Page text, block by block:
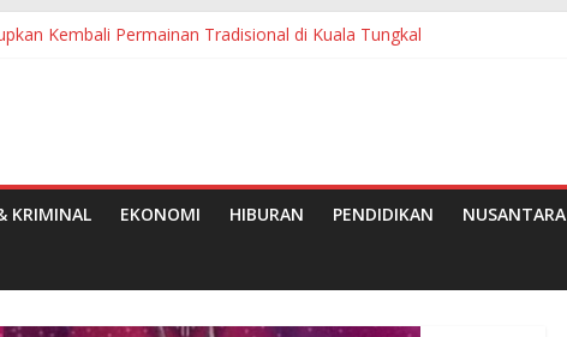
Kembali Permainan Tradisional di Kuala Tungkal
Terima Penghargaan
69 Provinsi Riau
Pelalawan Wakili Riau di Ajang Duta Wisata Tingkat Nasional 2026
KRIMINAL EKONOMI HIBURAN PENDIDIKAN NUSANTARA